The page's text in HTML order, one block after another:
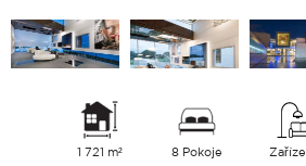
1 721 m² 8 Pokoje